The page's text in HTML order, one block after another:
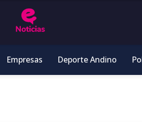
Empresas Deporte Andino